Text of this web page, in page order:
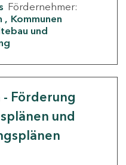
Fördernehmer:
Kommunen
und
- Förderung
und